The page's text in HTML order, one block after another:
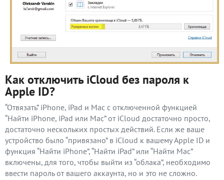
Как отключить iCloud без пароля к
Apple ID?
“Отвязать” iPhone, iPad и Mac с отключенной функцией
“Найти iPhone, iPad или Mac” от iCloud достаточно просто,
достаточно нескольких простых действий. Если же ваше
устройство было “привязано” в iCloud к вашему Apple ID и
функция “Найти iPhone”, “Найти iPad” или “Найти Mac”
включены, для того, чтобы выйти из “облака”, необходимо
ввести пароль от вашего аккаунта, но и это не сложно.